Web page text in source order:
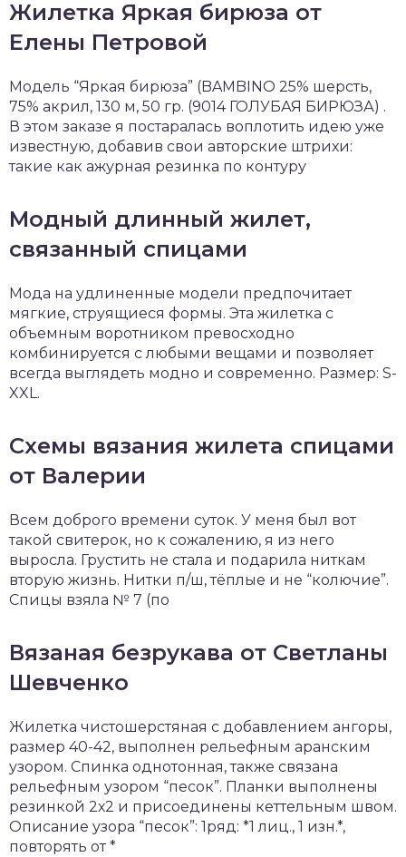
Жилетка Яркая бирюза от
Елены Петровой
Модель “Яркая бирюза” (BAMBINO 25% шерсть,
75% акрил, 130 м, 50 гр. (9014 ГОЛУБАЯ БИРЮЗА) .
В этом заказе я постаралась воплотить идею уже
известную, добавив свои авторские штрихи:
такие как ажурная резинка по контуру
Модный длинный жилет,
связанный спицами
Мода на удлиненные модели предпочитает
мягкие, струящиеся формы. Эта жилетка с
объемным воротником превосходно
комбинируется с любыми вещами и позволяет
всегда выглядеть модно и современно. Размер: S-
XXL.
Схемы вязания жилета спицами
от Валерии
Всем доброго времени суток. У меня был вот
такой свитерок, но к сожалению, я из него
выросла. Грустить не стала и подарила ниткам
вторую жизнь. Нитки п/ш, тёплые и не “колючие”.
Спицы взяла № 7 (по
Вязаная безрукава от Светланы
Шевченко
Жилетка чистошерстяная с добавлением ангоры,
размер 40-42, выполнен рельефным аранским
узором. Спинка однотонная, также связана
рельефным узором “песок”. Планки выполнены
резинкой 2х2 и присоединены кеттельным швом.
Описание узора “песок”: 1ряд: *1 лиц., 1 изн.*,
повторять от *